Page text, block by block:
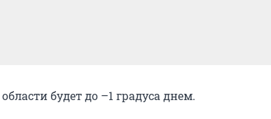
будет до –1 градуса днем.